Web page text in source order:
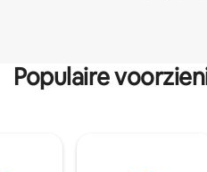
Populaire